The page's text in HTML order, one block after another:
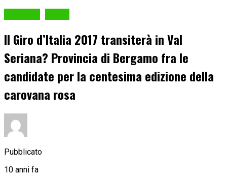
Il Giro d’Italia 2017 transiterà in Val
Seriana? Provincia di Bergamo fra le
candidate per la centesima edizione della
carovana rosa
Pubblicato
10 anni fa